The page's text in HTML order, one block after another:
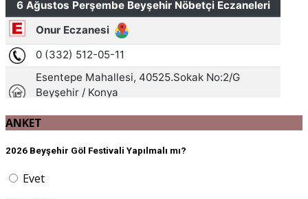
ANKET
2026 Beyşehir Göl Festivali Yapılmalı mı?
Evet